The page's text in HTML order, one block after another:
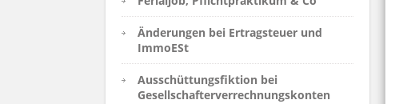
Änderungen bei Ertragsteuer und
ImmoESt
Ausschüttungsfiktion bei
Gesellschafterverrechnungskonten